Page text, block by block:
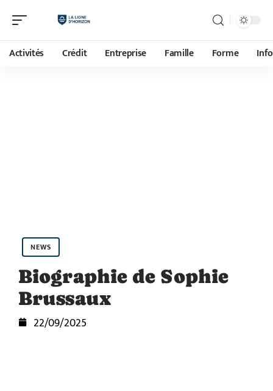
Activités Crédit Entreprise Famille Forme
NEWS
Biographie de Sophie
Brussaux
22/09/2025